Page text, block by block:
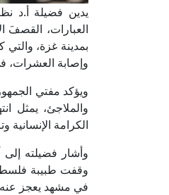
يدين فضيلة أ.د
العبارات، القصفَ
بمدينة غزة،
وإصابة العشرات،
ويؤكد مفتي
والملاجئ، يمثل
الكرامة
وأشار فضيلته
وقفت طبيبة
في مشهد يعجز